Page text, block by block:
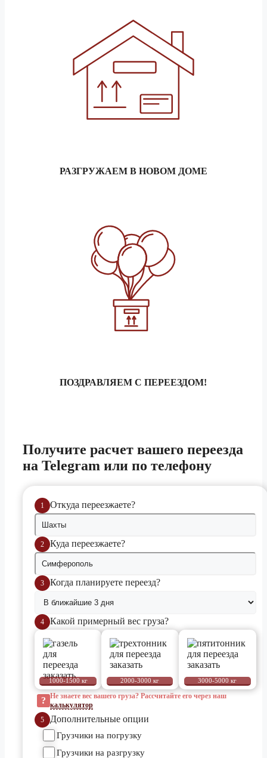
РАЗГРУЖАЕМ В НОВОМ ДОМЕ
ПОЗДРАВЛЯЕМ С ПЕРЕЕЗДОМ!
Получите расчет вашего переезда
на Telegram или по телефону
1 Откуда переезжаете?
2 Куда переезжаете?
3 Когда планируете переезд?
4 Какой примерный вес груза?
? Не знаете вес вашего груза? Рассчитайте его через наш
калькулятор
5
Дополнительные опции
Грузчики на погрузку
Грузчики на разгрузку